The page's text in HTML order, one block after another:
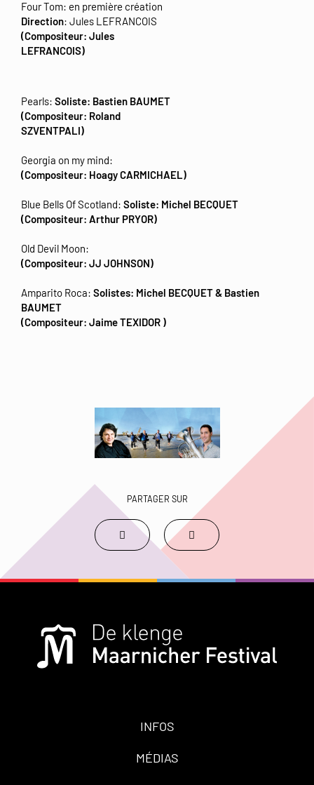
Four Tom: en première création
Direction: Jules LEFRANCOIS
(Compositeur: Jules
LEFRANCOIS)
Pearls: Soliste: Bastien BAUMET
(Compositeur: Roland
SZVENTPALI)
Georgia on my mind:
(Compositeur: Hoagy CARMICHAEL)
Blue Bells Of Scotland: Soliste: Michel BECQUET
(Compositeur: Arthur PRYOR)
Old Devil Moon:
(Compositeur: JJ JOHNSON)
Amparito Roca: Solistes: Michel BECQUET & Bastien
BAUMET
(Compositeur: Jaime TEXIDOR )
PARTAGER SUR
INFOS
MÉDIAS